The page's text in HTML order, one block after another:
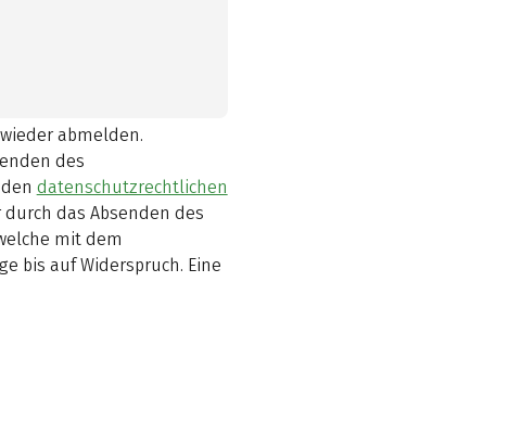
abmelden.
des
datenschutzrechtlichen
das Absenden des
mit dem
bis auf Widerspruch. Eine